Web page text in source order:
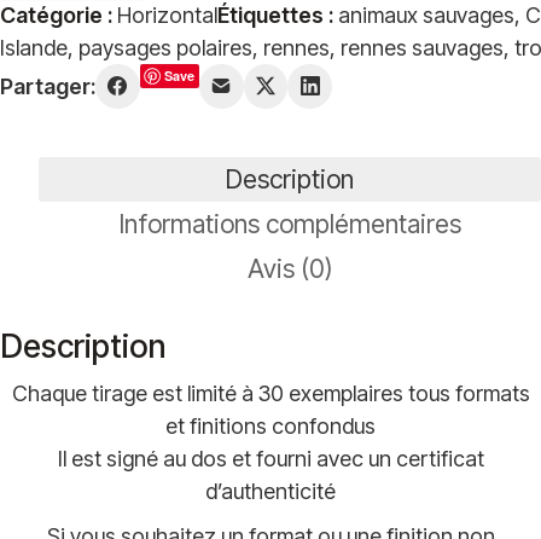
de
Troupeau
de
Catégorie : HorizontalÉtiquettes : animaux sauvages,
Islande, paysages polaires, rennes, rennes sauvages,
Partager:
Save
Description
Informations complémentaires
Avis (0)
Description
Chaque tirage est limité à 30 exemplaires tous formats
et finitions confondus
Il est signé au dos et fourni avec un certificat
d’authenticité